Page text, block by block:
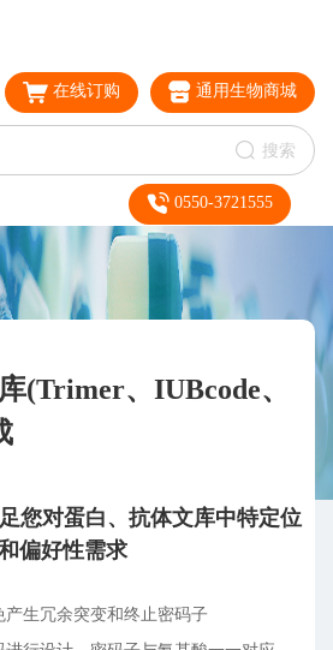
在线订购 通用生物商城
搜索
0550-3721555
(Trimer、IUBcode、
对蛋白、抗体文库中特定位
偏好性需求
生冗余突变和终止密码子